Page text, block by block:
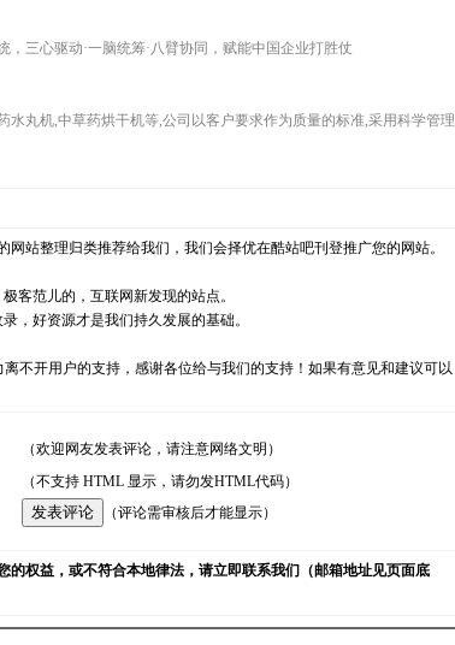
三心驱动·一脑统筹·八臂协同，赋能中国企业打胜仗
水丸机,中草药烘干机等,公司以客户要求作为质量的标准,采用科学管理
站整理归类推荐给我们，我们会择优在酷站吧刊登推广您的网站。
客范儿的，互联网新发现的站点。
，好资源才是我们持久发展的基础。
不开用户的支持，感谢各位给与我们的支持！如果有意见和建议可以
（欢迎网友发表评论，请注意网络文明）
（不支持 HTML 显示，请勿发HTML代码）
（评论需审核后才能显示）
权益，或不符合本地律法，请立即联系我们（邮箱地址见页面底